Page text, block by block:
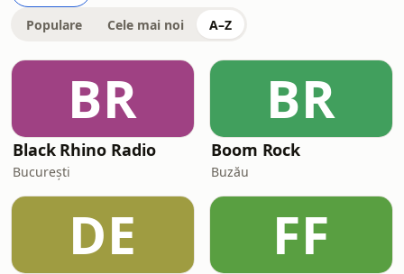
Populare Cele mai noi A–Z
BR
Black Rhino Radio
București
BR
Boom Rock
Buzău
DE FF